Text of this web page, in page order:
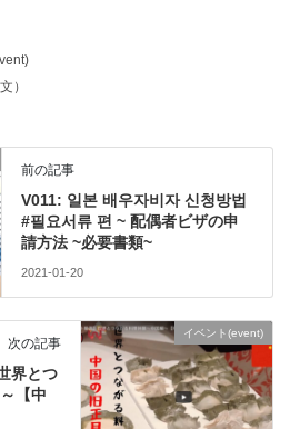
）
前の記事
V011: 일본 배우자비자 신청방법
#필요서류 편 ~ 配偶者ビザの申
請方法 ~必要書類~
2021-01-20
イベント(event)
次の記事
界とつ
【中